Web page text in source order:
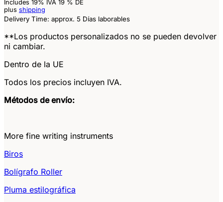
Includes 19% IVA 19 % DE
plus shipping
Delivery Time: approx. 5 Días laborables
**Los productos personalizados no se pueden devolver
ni cambiar.
Dentro de la UE
Todos los precios incluyen IVA.
Métodos de envío:
More fine writing instruments
Biros
Bolígrafo Roller
Pluma estilográfica